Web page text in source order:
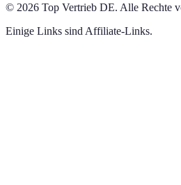
© 2026 Top Vertrieb DE. Alle Rechte
Einige Links sind Affiliate-Links.